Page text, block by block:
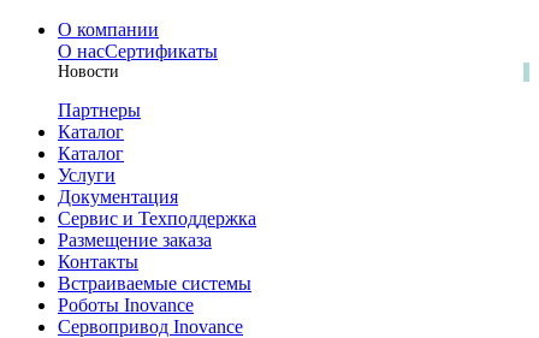
О компании
О насСертификаты
Новости
Партнеры
Каталог
Каталог
Услуги
Документация
Сервис и Техподдержка
Размещение заказа
Контакты
Встраиваемые системы
Роботы Inovance
Сервопривод Inovance